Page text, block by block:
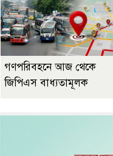
গণপরিবহনে আজ থেকে
জিপিএস বাধ্যতামূলক